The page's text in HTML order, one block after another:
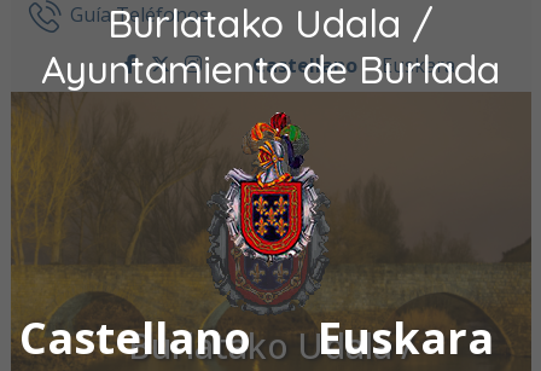
Burlatako Udala /
Ayuntamiento de Burlada
Castellano Euskara
Ir al contenidoGuía Teléfonos
facebook
twitter
instagram
Castellano Euskara
Burlatako Udala /